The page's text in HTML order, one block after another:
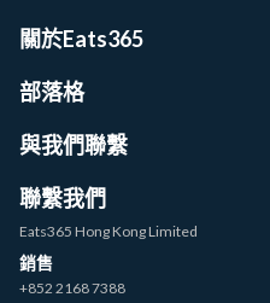
關於Eats365
部落格
與我們聯繫
聯繫我們
Eats365 Hong Kong Limited
銷售
+852 2168 7388